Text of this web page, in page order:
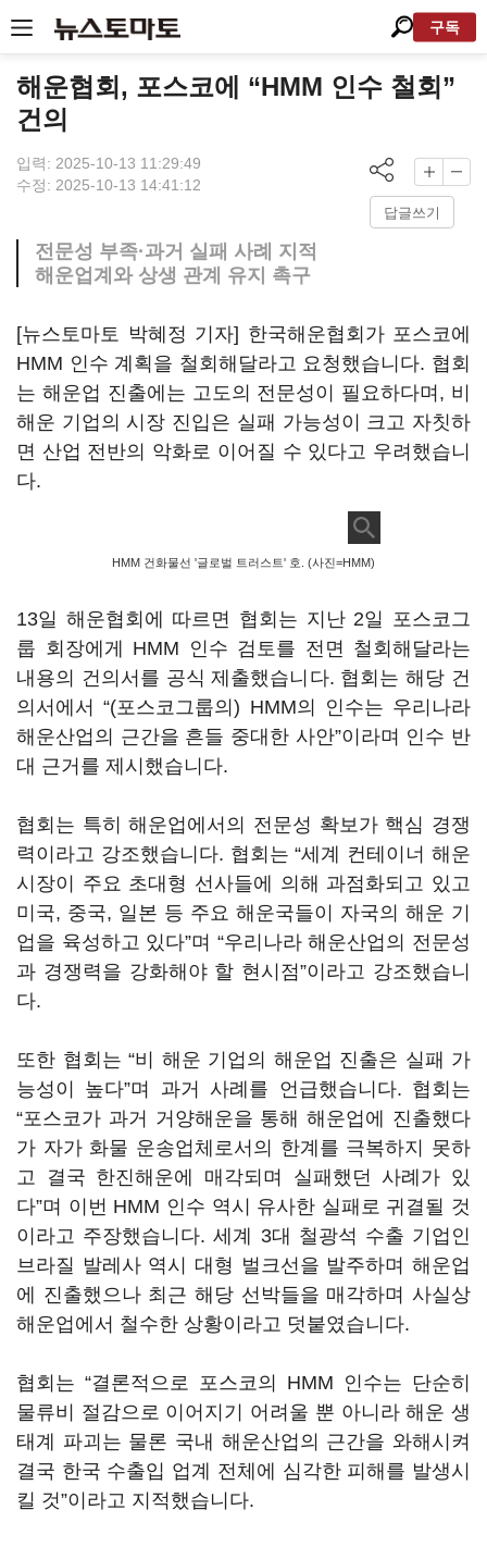
구독
해운협회, 포스코에 “HMM 인수 철회”
건의
입력: 2025-10-13 11:29:49
수정: 2025-10-13 14:41:12
답글쓰기
전문성 부족·과거 실패 사례 지적
해운업계와 상생 관계 유지 촉구
[뉴스토마토 박혜정 기자] 한국해운협회가 포스코에
HMM 인수 계획을 철회해달라고 요청했습니다. 협회
는 해운업 진출에는 고도의 전문성이 필요하다며, 비
해운 기업의 시장 진입은 실패 가능성이 크고 자칫하
면 산업 전반의 악화로 이어질 수 있다고 우려했습니
다.
HMM 건화물선 '글로벌 트러스트' 호. (사진=HMM)
13일 해운협회에 따르면 협회는 지난 2일 포스코그
룹 회장에게 HMM 인수 검토를 전면 철회해달라는
내용의 건의서를 공식 제출했습니다. 협회는 해당 건
의서에서 “(포스코그룹의) HMM의 인수는 우리나라
해운산업의 근간을 흔들 중대한 사안”이라며 인수 반
대 근거를 제시했습니다.
협회는 특히 해운업에서의 전문성 확보가 핵심 경쟁
력이라고 강조했습니다. 협회는 “세계 컨테이너 해운
시장이 주요 초대형 선사들에 의해 과점화되고 있고
미국, 중국, 일본 등 주요 해운국들이 자국의 해운 기
업을 육성하고 있다”며 “우리나라 해운산업의 전문성
과 경쟁력을 강화해야 할 현시점”이라고 강조했습니
다.
또한 협회는 “비 해운 기업의 해운업 진출은 실패 가
능성이 높다”며 과거 사례를 언급했습니다. 협회는
“포스코가 과거 거양해운을 통해 해운업에 진출했다
가 자가 화물 운송업체로서의 한계를 극복하지 못하
고 결국 한진해운에 매각되며 실패했던 사례가 있
다”며 이번 HMM 인수 역시 유사한 실패로 귀결될 것
이라고 주장했습니다. 세계 3대 철광석 수출 기업인
브라질 발레사 역시 대형 벌크선을 발주하며 해운업
에 진출했으나 최근 해당 선박들을 매각하며 사실상
해운업에서 철수한 상황이라고 덧붙였습니다.
협회는 “결론적으로 포스코의 HMM 인수는 단순히
물류비 절감으로 이어지기 어려울 뿐 아니라 해운 생
태계 파괴는 물론 국내 해운산업의 근간을 와해시켜
결국 한국 수출입 업계 전체에 심각한 피해를 발생시
킬 것”이라고 지적했습니다.